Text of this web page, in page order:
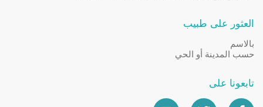
العثور على طبيب
بالاسم
حسب المدينة أو الحي
تابعونا على